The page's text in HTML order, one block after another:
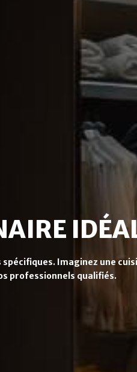
Imaginez une
professionnels qualifiés.